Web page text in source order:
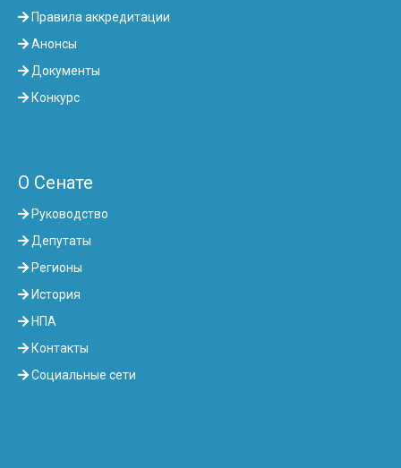
Правила аккредитации
Анонсы
Документы
Конкурс
О Сенате
Руководство
Депутаты
Регионы
История
НПА
Контакты
Социальные сети